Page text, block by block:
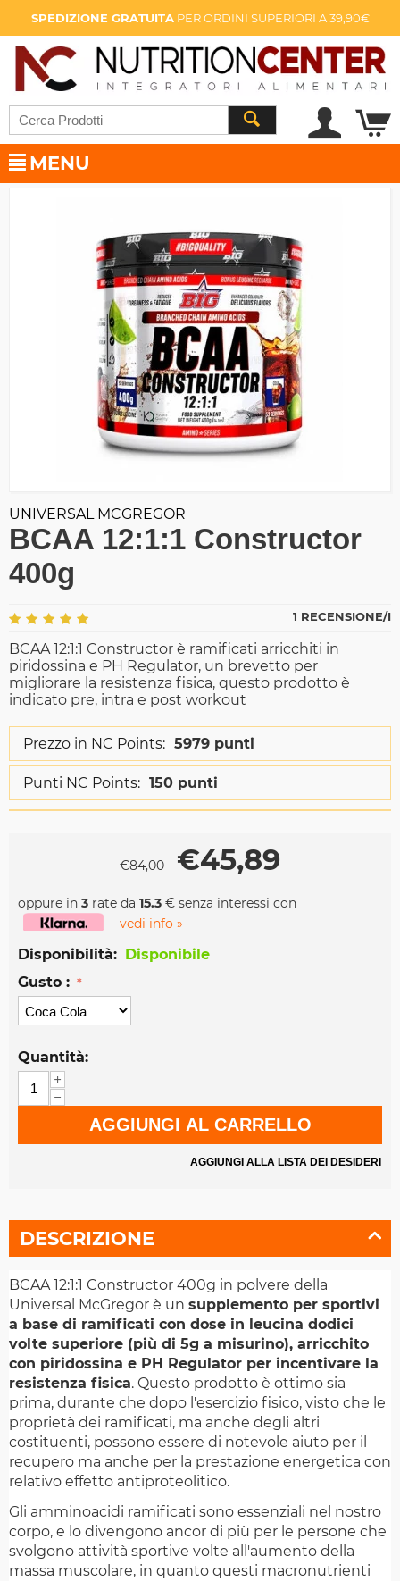
SPEDIZIONE GRATUITAPER ORDINI SUPERIORI A 39,90€
MENU
UNIVERSAL MCGREGOR
BCAA 12:1:1 Constructor
400g
1 RECENSIONE/I
BCAA 12:1:1 Constructor è ramificati arricchiti in
piridossina e PH Regulator, un brevetto per
migliorare la resistenza fisica, questo prodotto è
indicato pre, intra e post workout
Prezzo in NC Points: 5979 punti
Punti NC Points: 150 punti
€84,00 €45,89
oppure in 3 rate da 15.3 € senza interessi con
vedi info »
Disponibilità:
Disponibile
Gusto :
Quantità:
+
−
AGGIUNGI AL CARRELLO
AGGIUNGI ALLA LISTA DEI DESIDERI
DESCRIZIONE
BCAA 12:1:1 Constructor 400g in polvere della
Universal McGregor è un supplemento per sportivi
a base di ramificati con dose in leucina dodici
volte superiore (più di 5g a misurino), arricchito
con piridossina e PH Regulator per incentivare la
resistenza fisica. Questo prodotto è ottimo sia
prima, durante che dopo l'esercizio fisico, visto che le
proprietà dei ramificati, ma anche degli altri
costituenti, possono essere di notevole aiuto per il
recupero ma anche per la prestazione energetica con
relativo effetto antiproteolitico.
Gli amminoacidi ramificati sono essenziali nel nostro
corpo, e lo divengono ancor di più per le persone che
svolgono attività sportive volte all'aumento della
massa muscolare, in quanto questi macronutrienti